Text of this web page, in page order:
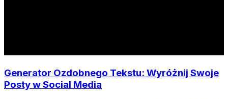
Generator Ozdobnego Tekstu: Wyróżnij Swoje
Posty w Social Media